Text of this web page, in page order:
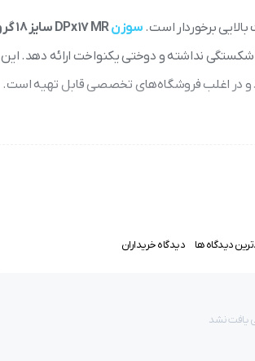
برخوردار است. سوزن
نداشته و دوختی یکنواخت ارائه دهد. این
و در اغلب فروشگاه‌های تخصصی قابل تهیه است.
دیدگاه ها دیدگاه خریداران
یافت نشد